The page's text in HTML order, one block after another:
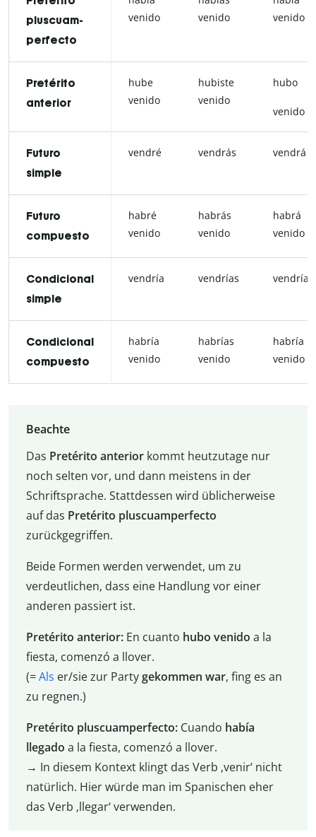
pluscuam-
perfecto
venido
venido
venido
Pretérito
anterior
hube
venido
hubiste
venido
hubo
venido
Futuro
simple
vendré vendrás vendrá
Futuro
compuesto
habré
venido
habrás
venido
habrá
venido
Condicional
simple
vendría vendrías vendría
Condicional
compuesto
habría
venido
habrías
venido
habría
venido
Beachte
Das Pretérito anterior kommt heutzutage nur
noch selten vor, und dann meistens in der
Schriftsprache. Stattdessen wird üblicherweise
auf das Pretérito pluscuamperfecto
zurückgegriffen.
Beide Formen werden verwendet, um zu
verdeutlichen, dass eine Handlung vor einer
anderen passiert ist.
Pretérito anterior: En cuanto hubo venido a la
fiesta, comenzó a llover.
(=Als er/sie zur Partygekommen war, fing es an
zu regnen.)
Pretérito pluscuamperfecto: Cuando había
llegado a la fiesta, comenzó a llover.
→ In diesem Kontext klingt das Verb ‚venir‘ nicht
natürlich. Hier würde man im Spanischen eher
das Verb ‚llegar‘ verwenden.